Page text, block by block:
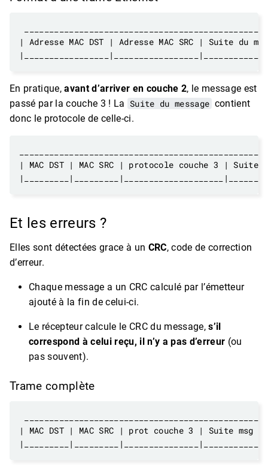
En pratique,avant d’arriver en couche 2, le message est
passé par la couche 3 ! La Suite du message contient
donc le protocole de celle-ci.
Et les erreurs ?
Elles sont détectées grace à un CRC, code de correction
d’erreur.
Chaque message a un CRC calculé par l’émetteur
ajouté à la fin de celui-ci.
Le récepteur calcule le CRC du message,s’il
correspond à celui reçu, il n’y a pas d’erreur (ou
pas souvent).
Trame complète